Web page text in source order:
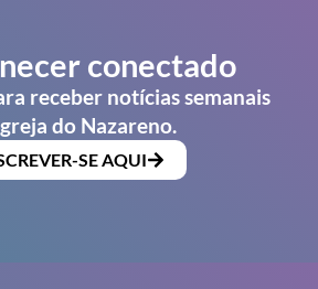
conectado
receber notícias semanais
do Nazareno.
SE AQUI